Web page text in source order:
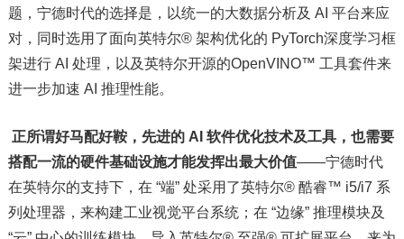
题，宁德时代的选择是，以统一的大数据分析及 AI 平台来应
对，同时选用了面向英特尔® 架构优化的 PyTorch深度学习框
架进行 AI 处理，以及英特尔开源的OpenVINO™ 工具套件来
进一步加速 AI 推理性能。
正所谓好马配好鞍，先进的 AI 软件优化技术及工具，也需要
搭配一流的硬件基础设施才能发挥出最大价值——宁德时代
在英特尔的支持下，在 “端” 处采用了英特尔® 酷睿™ i5/i7 系
列处理器，来构建工业视觉平台系统；在 “边缘” 推理模块及